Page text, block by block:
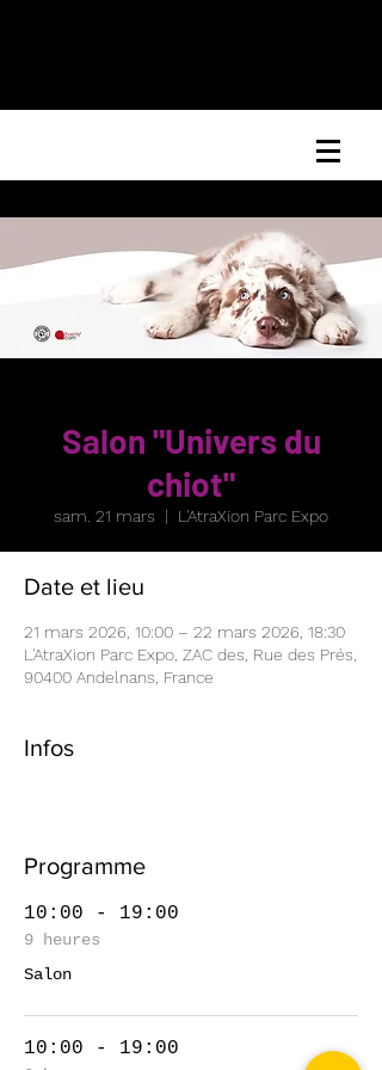
Salon "Univers du
chiot"
sam. 21 mars
  |
L'AtraXion Parc Expo
Date et lieu
21 mars 2026, 10:00 – 22 mars 2026, 18:30
L'AtraXion Parc Expo, ZAC des, Rue des Prés,
90400 Andelnans, France
Infos
Programme
10:00 - 19:00
9 heures
Salon
10:00 - 19:00